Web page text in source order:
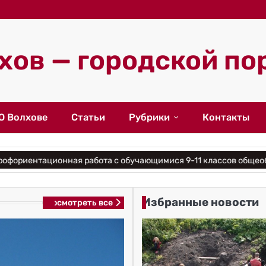
— городской
Волхове Статьи Рубрики Контакты
работа с обучающимися 9-11 классов
Посмотреть все Избранные новости